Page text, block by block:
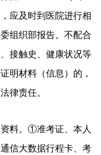
应及时到医院进行相
组织部报告。不配合
接触史、健康状况等
明材料（信息）的，
律责任。
料。①准考证、本人
信大数据行程卡、考